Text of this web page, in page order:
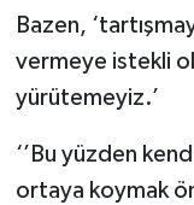
Bazen,
vermeye istekli
yürütemeyiz.’
‘’Bu yüzden
ortaya koymak